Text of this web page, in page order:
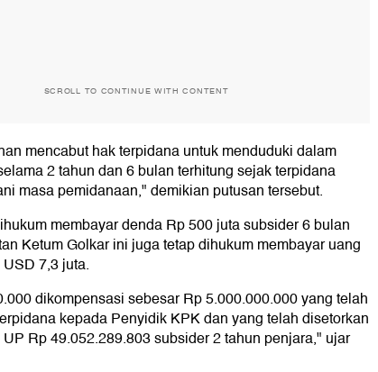
SCROLL TO CONTINUE WITH CONTENT
mencabut hak terpidana untuk menduduki dalam
2 tahun dan 6 bulan terhitung sejak terpidana
masa pemidanaan," demikian putusan tersebut.
membayar denda Rp 500 juta subsider 6 bulan
Ketum Golkar ini juga tetap dihukum membayar uang
7,3 juta.
dikompensasi sebesar Rp 5.000.000.000 yang telah
kepada Penyidik KPK dan yang telah disetorkan
Rp 49.052.289.803 subsider 2 tahun penjara," ujar